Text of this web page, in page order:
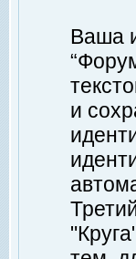
Ваша
и